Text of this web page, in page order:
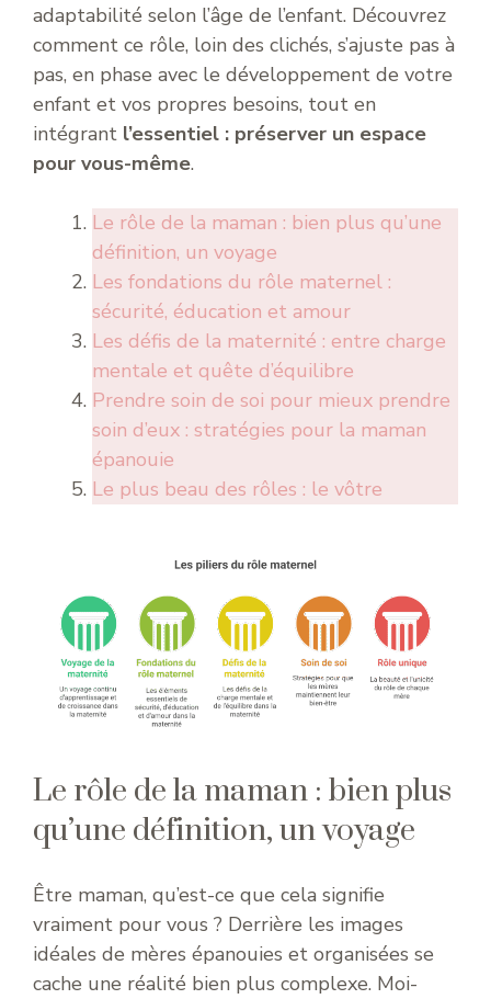
adaptabilité selon l’âge de l’enfant. Découvrez
comment ce rôle, loin des clichés, s’ajuste pas à
pas, en phase avec le développement de votre
enfant et vos propres besoins, tout en
intégrant l’essentiel : préserver un espace
pour vous-même.
Le rôle de la maman : bien plus qu’une
définition, un voyage
Les fondations du rôle maternel :
sécurité, éducation et amour
Les défis de la maternité : entre charge
mentale et quête d’équilibre
Prendre soin de soi pour mieux prendre
soin d’eux : stratégies pour la maman
épanouie
Le plus beau des rôles : le vôtre
Le rôle de la maman : bien plus
qu’une définition, un voyage
Être maman, qu’est-ce que cela signifie
vraiment pour vous ? Derrière les images
idéales de mères épanouies et organisées se
cache une réalité bien plus complexe. Moi-